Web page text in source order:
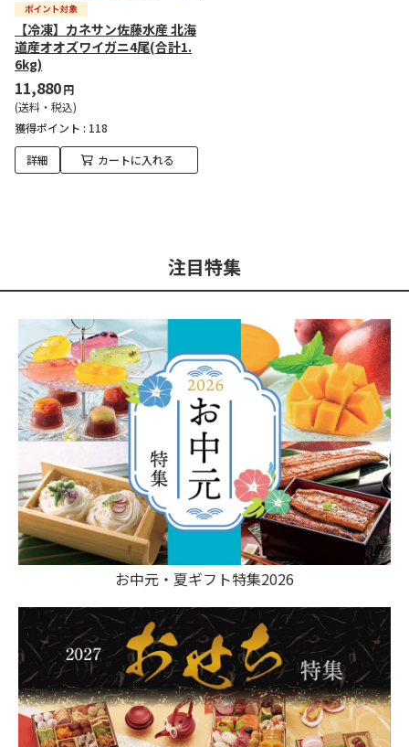
【冷凍】カネサン佐藤水産 北海
道産オオズワイガニ4尾(合計1.
6kg)
11,880円
(送料・税込)
獲得ポイント : 118
詳細 カートに入れる
注目特集
お中元・夏ギフト特集2026